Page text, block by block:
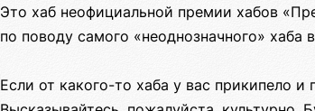
Это хаб неофициальной премии хабов
по поводу самого «неоднозначного» хаба
Если от какого-то хаба у вас прикипело